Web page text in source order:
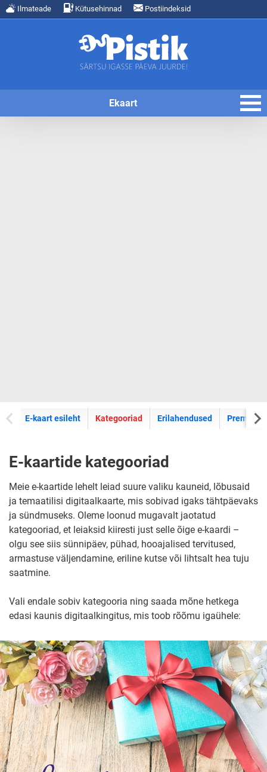
Ilmateade Kütusehinnad Postiindeksid
Ekaart
E-kaart esileht E-kaartide
Kategooriad Erilahendused Premium
E-kaartide kategooriad
Meie e-kaartide lehelt leiad suure valiku kauneid, lõbusaid
ja temaatilisi digitaalkaarte, mis sobivad igaks tähtpäevaks
ja sündmuseks. Oleme loonud mugavalt jaotatud
kategooriad, et leiaksid kiiresti just selle õige e-kaardi –
olgu see siis sünnipäev, pühad, hooajalised tervitused,
armastuse väljendamine, eriline kutse või lihtsalt hea tuju
saatmine.
Vali endale sobiv kategooria ning saada mõne hetkega
edasi kaunis digitaalkingitus, mis toob rõõmu igaühele: